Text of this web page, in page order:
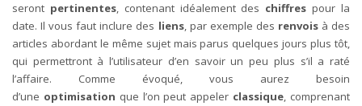
seront pertinentes, contenant idéalement des chiffrespour la
date. Il vous faut inclure des liens, par exemple des renvois à des
articles abordant le même sujet mais parus quelques jours plus tôt,
qui permettront à l’utilisateur d’en savoir un peu plus s’il a raté
l’affaire. Comme évoqué, vous aurez besoin
d’une optimisation que l’on peut appeler classique, comprenant